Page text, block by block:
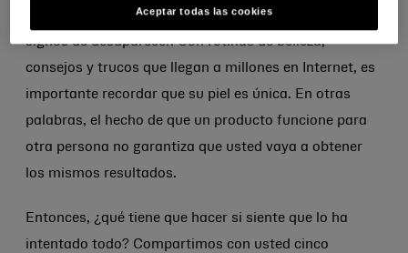
preocupaciones sobre el cuidado de la piel muestren
signos de desaparecer. Con rutinas de belleza,
consejos y trucos que llegan a millones en Internet, es
importante recordar que su piel es única. En otras
palabras, el hecho de que un producto funcione para
otra persona no garantiza que usted vaya a obtener
los mismos resultados.
Entonces, ¿qué tiene que hacer si siente que lo ha
intentado todo? Compartimos con usted cinco
Aceptar todas las cookies